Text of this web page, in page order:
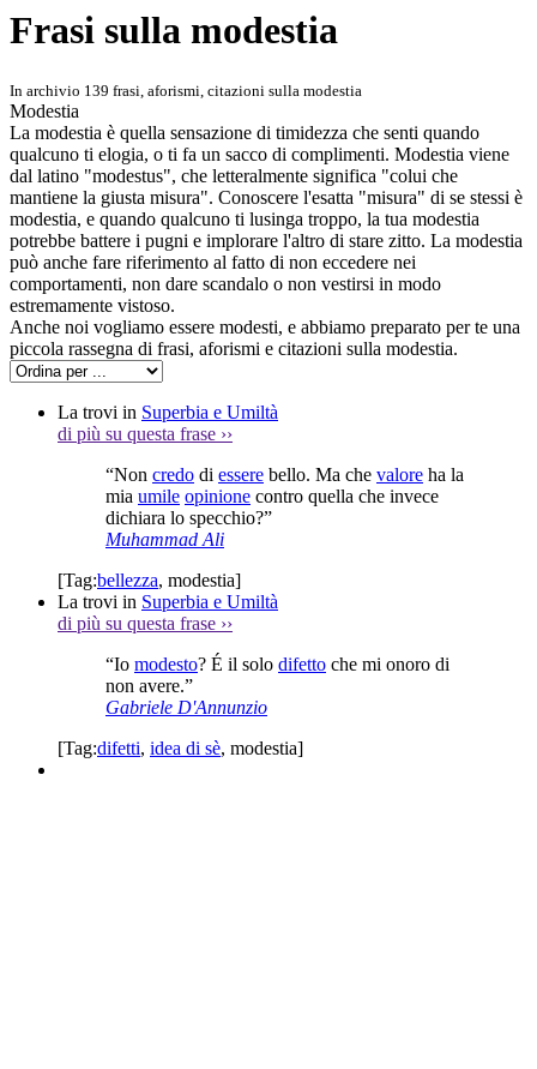
Frasi sulla modestia
In archivio 139 frasi, aforismi, citazioni sulla modestia
Modestia
La modestia è quella sensazione di timidezza che senti quando
qualcuno ti elogia, o ti fa un sacco di complimenti. Modestia viene
dal latino "modestus", che letteralmente significa "colui che
mantiene la giusta misura". Conoscere l'esatta "misura" di se stessi è
modestia, e quando qualcuno ti lusinga troppo, la tua modestia
potrebbe battere i pugni e implorare l'altro di stare zitto. La modestia
può anche fare riferimento al fatto di non eccedere nei
comportamenti, non dare scandalo o non vestirsi in modo
estremamente vistoso.
Anche noi vogliamo essere modesti, e abbiamo preparato per te una
piccola rassegna di frasi, aforismi e citazioni sulla modestia.
La trovi in Superbia e Umiltà
di più su questa frase ››
“Non credo di essere bello. Ma che valore ha la
mia umile opinione contro quella che invece
dichiara lo specchio?”
Muhammad Ali
[Tag:bellezza, modestia]
La trovi in Superbia e Umiltà
di più su questa frase ››
“Io modesto? É il solo difetto che mi onoro di
non avere.”
Gabriele D'Annunzio
[Tag:difetti, idea di sè, modestia]